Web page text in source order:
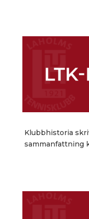
Klubbhistoria
sammanfattning